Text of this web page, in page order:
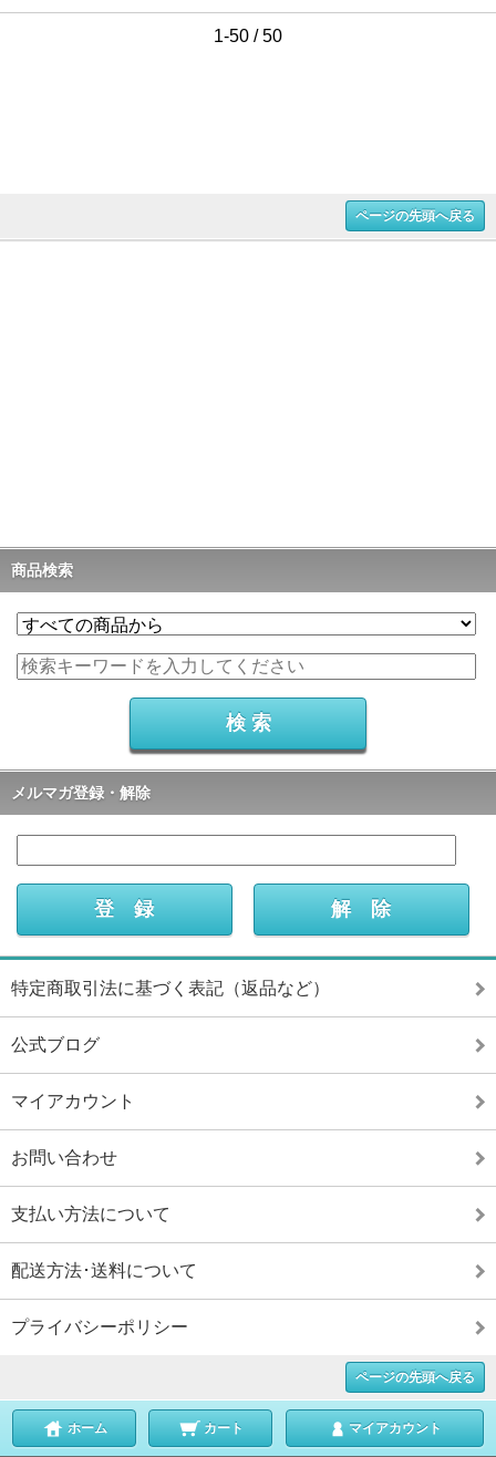
1-50 / 50
ページの先頭へ戻る
商品検索
メルマガ登録・解除
特定商取引法に基づく表記（返品など）
公式ブログ
マイアカウント
お問い合わせ
支払い方法について
配送方法･送料について
プライバシーポリシー
ページの先頭へ戻る
ホーム カート マイアカウント